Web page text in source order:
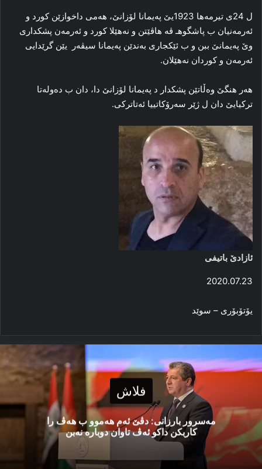
ل 24ی تیرمەها 1923یێ پەیمانا لۆزانێ، هەمی داخوازێن کورد و
ئەرمەنیان ب پاشگوهـ ڤە هاڤێتن و نەهێلا کورد و ئەرمەن پشکداری
وێ پەیمانێ ببن و ب ئێکجاری بەندێن پەیمانا سیڤەر یێن گرێدایی
ئەرمەن و کوردان نەهێلان.
هەر هنگێ وەڵاتێن پشکدار د پەیمانا لۆزانێ دا، دان ب دەولەتا
ترکیایێ دان ل ژێر سەرۆکاتییا ئەتاترکی.
ئازادێ باتیفی
2020.07.23
یۆتۆبۆری – سوێد
فلاش
مەسرور بارزانی: دڤێ ئەم هەموو ب هەڤ را
کاربکن داکو ئەڤ تاوان دوبارە نەبن